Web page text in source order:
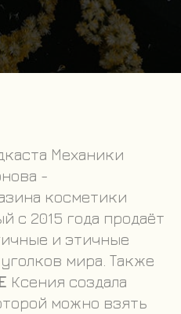
Механики
-
косметики
с 2015 года продаёт
и этичные
мира. Также
Ксения создала
можно взять